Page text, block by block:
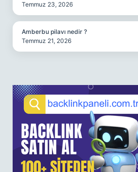
Temmuz 23, 2026
Amberbu pilavı nedir ?
Temmuz 21, 2026